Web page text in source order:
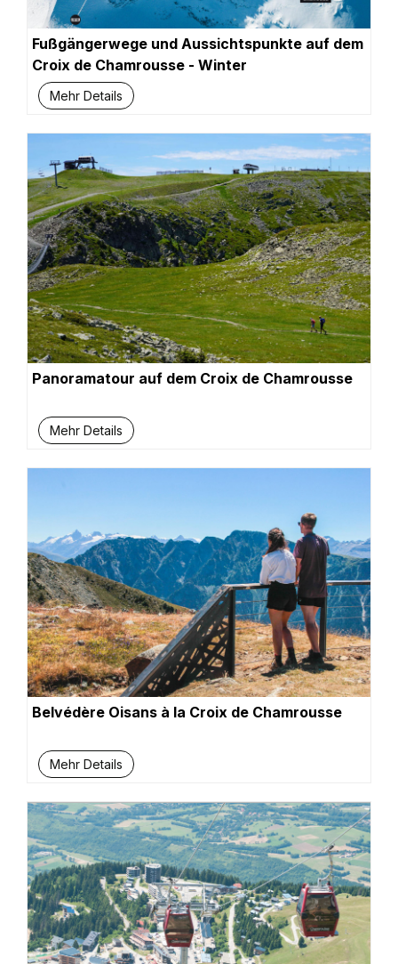
Fußgängerwege und Aussichtspunkte auf dem
Croix de Chamrousse - Winter
Mehr Details
Panoramatour auf dem Croix de Chamrousse
Mehr Details
Belvédère Oisans à la Croix de Chamrousse
Mehr Details